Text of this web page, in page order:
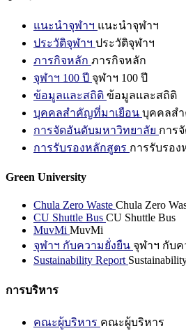
แนะนำจุฬาฯ แนะนำจุฬาฯ
ประวัติจุฬาฯ ประวัติจุฬาฯ
ภารกิจหลัก ภารกิจหลัก
จุฬาฯ 100 ปี จุฬาฯ 100 ปี
ข้อมูลและสถิติ ข้อมูลและสถิติ
บุคคลสำคัญที่มาเยือน บุคคลส
การจัดอันดับมหาวิทยาลัย การ
การรับรองหลักสูตร การรับรอง
Green University
Chula Zero Waste Chula Zero
CU Shuttle Bus CU Shuttle Bus
MuvMi MuvMi
จุฬาฯ กับความยั่งยืน จุฬาฯ กับ
Sustainability Report
การบริหาร
คณะผู้บริหาร คณะผู้บริหาร